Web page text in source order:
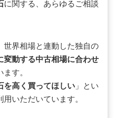
に関する、あらゆるご相談
世界相場と連動した独自の
変動する中古相場に合わせ
す。
を高く買ってほしい 」とい
いただいています。